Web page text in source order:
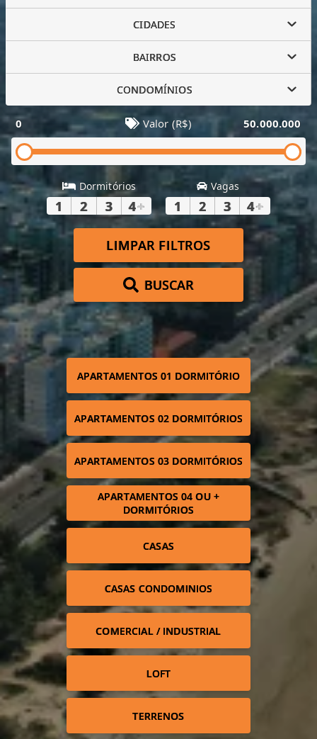
CIDADES
BAIRROS
CONDOMÍNIOS
0 Valor (R$) 50.000.000
Dormitórios
1 2 3 4+
Vagas
1 2 3 4+
LIMPAR FILTROS
BUSCAR
APARTAMENTOS 01 DORMITÓRIO
APARTAMENTOS 02 DORMITÓRIOS
APARTAMENTOS 03 DORMITÓRIOS
APARTAMENTOS 04 OU +
DORMITÓRIOS
CASAS
CASAS CONDOMINIOS
COMERCIAL / INDUSTRIAL
LOFT
TERRENOS